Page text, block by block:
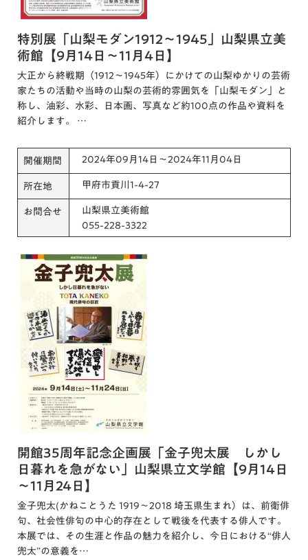
特別展「山梨モダン1912～1945」山梨県立美
術館【9月14日～11月4日】
大正から終戦期（1912～1945年）にかけての山梨ゆかりの芸術
家たちの活動や当時の山梨の芸術的雰囲気を「山梨モダン」と
称し、油彩、水彩、日本画、写真など約100点の作品や資料を
紹介します。 …
開催期間 2024年09月14日～2024年11月04日
所在地 甲府市貢川1-4-27
お問合せ
山梨県立美術館
055-228-3322
開館35周年記念企画展「金子兜太展 しかし
日暮れを急がない」山梨県立文学館【9月14日
～11月24日】
金子兜太(かねことうた 1919～2018 埼玉県生まれ）は、前衛俳
句、社会性俳句の中心的存在として戦後を代表する俳人です。
本展では、その生涯と作品の魅力を紹介し、今日における“俳人
兜太”の意義を…